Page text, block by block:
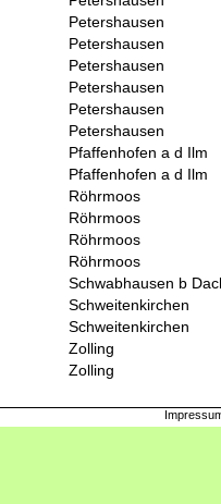
Petershausen
Petershausen
Petershausen
Petershausen
Petershausen
Petershausen
Pfaffenhofen a d Ilm
Pfaffenhofen a d Ilm
Röhrmoos
Röhrmoos
Röhrmoos
Röhrmoos
Schwabhausen b
Schweitenkirchen
Schweitenkirchen
Zolling
Zolling